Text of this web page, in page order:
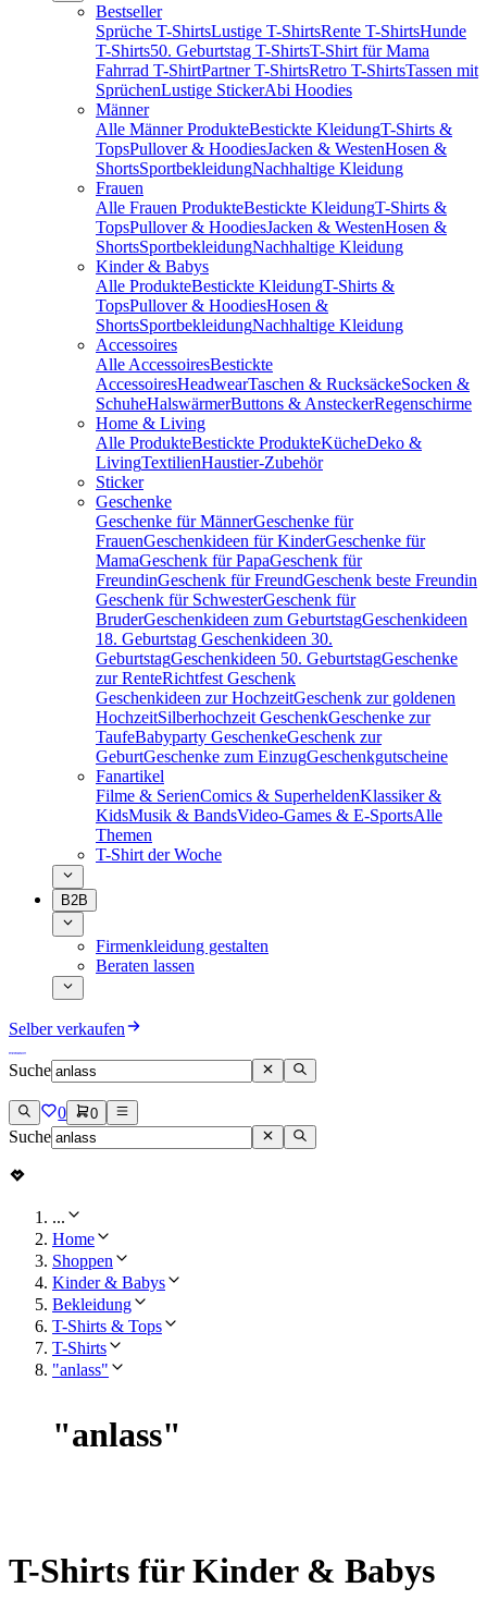
Bestseller
Sprüche T-ShirtsLustige T-ShirtsRente T-ShirtsHunde
T-Shirts50. Geburtstag T-ShirtsT-Shirt für Mama
Fahrrad T-ShirtPartner T-ShirtsRetro T-ShirtsTassen mit
SprüchenLustige StickerAbi Hoodies
Männer
Alle Männer ProdukteBestickte KleidungT-Shirts &
TopsPullover & HoodiesJacken & WestenHosen &
ShortsSportbekleidungNachhaltige Kleidung
Frauen
Alle Frauen ProdukteBestickte KleidungT-Shirts &
TopsPullover & HoodiesJacken & WestenHosen &
ShortsSportbekleidungNachhaltige Kleidung
Kinder & Babys
Alle ProdukteBestickte KleidungT-Shirts &
TopsPullover & HoodiesHosen &
ShortsSportbekleidungNachhaltige Kleidung
Accessoires
Alle AccessoiresBestickte
AccessoiresHeadwearTaschen & RucksäckeSocken &
SchuheHalswärmerButtons & AnsteckerRegenschirme
Home & Living
Alle ProdukteBestickte ProdukteKücheDeko &
LivingTextilienHaustier-Zubehör
Sticker
Geschenke
Geschenke für MännerGeschenke für
FrauenGeschenkideen für KinderGeschenke für
MamaGeschenk für PapaGeschenk für
FreundinGeschenk für FreundGeschenk beste Freundin
Geschenk für SchwesterGeschenk für
BruderGeschenkideen zum GeburtstagGeschenkideen
18. Geburtstag Geschenkideen 30.
GeburtstagGeschenkideen 50. GeburtstagGeschenke
zur RenteRichtfest Geschenk
Geschenkideen zur HochzeitGeschenk zur goldenen
HochzeitSilberhochzeit GeschenkGeschenke zur
TaufeBabyparty GeschenkeGeschenk zur
GeburtGeschenke zum EinzugGeschenkgutscheine
Fanartikel
Filme & SerienComics & SuperheldenKlassiker &
KidsMusik & BandsVideo-Games & E-SportsAlle
Themen
T-Shirt der Woche
B2B
Firmenkleidung gestalten
Beraten lassen
Selber verkaufen
Suche
0 0
Suche
...
Home
Shoppen
Kinder & Babys
Bekleidung
T-Shirts & Tops
T-Shirts
"anlass"
"anlass"
T-Shirts für Kinder & Babys